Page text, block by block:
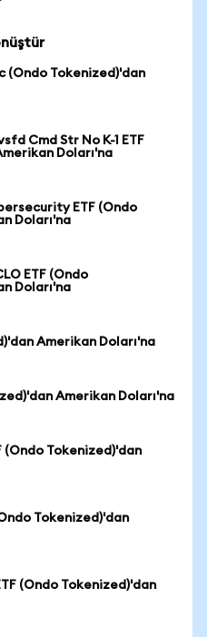
(Ondo Tokenized)'dan
Cmd Str No K-1 ETF
Doları'na
ETF (Ondo
Doları'na
ETF (Ondo
Doları'na
Amerikan Doları'na
Amerikan Doları'na
(Ondo Tokenized)'dan
Tokenized)'dan
(Ondo Tokenized)'dan